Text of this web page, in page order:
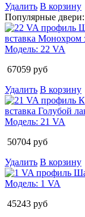
Удалить В корзину
Популярные двери:
Модель: 22 VA
67059 руб
Удалить В корзину
Модель: 21 VA
50704 руб
Удалить В корзину
Модель: 1 VA
45243 руб